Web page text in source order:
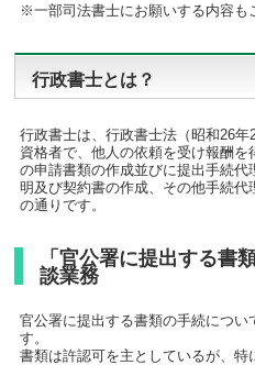
※一部司法書士にお願いする内容も
行政書士とは？
行政書士は、行政書士法（昭和26
資格者で、他人の依頼を受け報酬
の申請書類の作成並びに提出手続
明及び契約書の作成、その他手続
の通りです。
「官公署に提出する書
談業務
官公署に提出する書類の手続につい
す。
書類は許認可を主としているが、特